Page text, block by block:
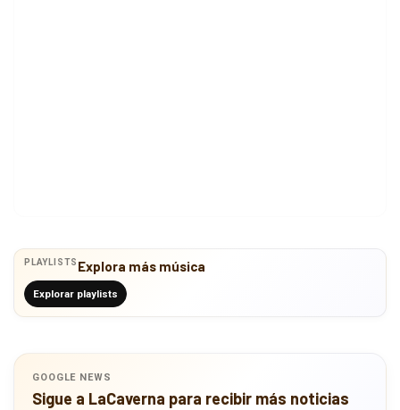
PLAYLISTS Explora más música
Explorar playlists
GOOGLE NEWS
Sigue a LaCaverna para recibir más noticias